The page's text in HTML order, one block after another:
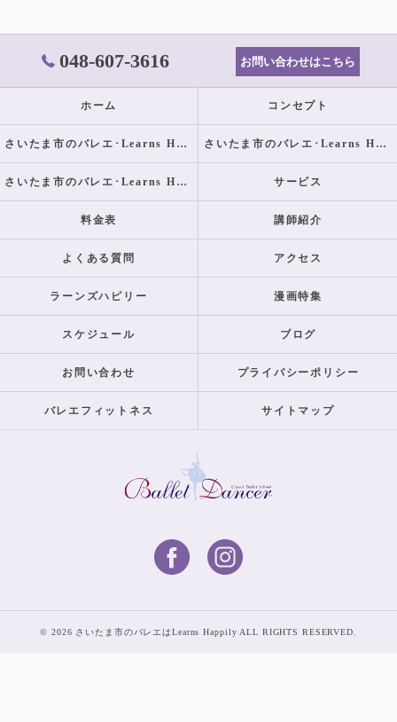
048-607-3616 お問い合わせはこちら
ホーム コンセプト
さいたま市のバレエ･Learns Happilyの口コミ情報 さいたま市のバレエ･Learns Happilyの評判
さいたま市のバレエ･Learns Happilyのお客様の声 サービス
料金表 講師紹介
よくある質問 アクセス
ラーンズハピリー 漫画特集
スケジュール ブログ
お問い合わせ プライバシーポリシー
バレエフィットネス サイトマップ
© 2026 さいたま市のバレエはLearns Happily ALL RIGHTS RESERVED.